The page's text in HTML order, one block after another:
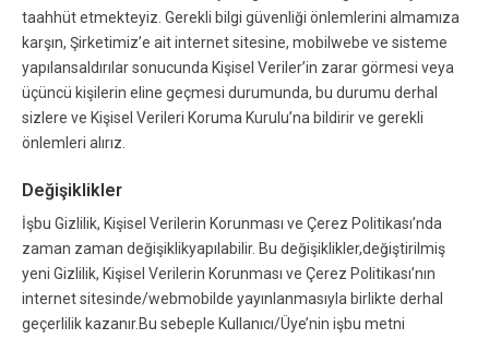
taahhüt etmekteyiz. Gerekli bilgi güvenliği önlemlerini almamıza
karşın, Şirketimiz’e ait internet sitesine, mobilwebe ve sisteme
yapılansaldırılar sonucunda Kişisel Veriler’in zarar görmesi veya
üçüncü kişilerin eline geçmesi durumunda, bu durumu derhal
sizlere ve Kişisel Verileri Koruma Kurulu’na bildirir ve gerekli
önlemleri alırız.
Değişiklikler
İşbu Gizlilik, Kişisel Verilerin Korunması ve Çerez Politikası’nda
zaman zaman değişiklikyapılabilir. Bu değişiklikler,değiştirilmiş
yeni Gizlilik, Kişisel Verilerin Korunması ve Çerez Politikası’nın
internet sitesinde/webmobilde yayınlanmasıyla birlikte derhal
geçerlilik kazanır.Bu sebeple Kullanıcı/Üye’nin işbu metni